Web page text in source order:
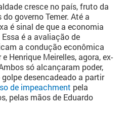
cresce no país, fruto da
governo Temer. Até a
é sinal de que a economia
é a avaliação de
a condução econômica
Henrique Meirelles, agora, ex-
só alcançaram poder,
desencadeado a partir
de impeachment pela
pelas mãos de Eduardo